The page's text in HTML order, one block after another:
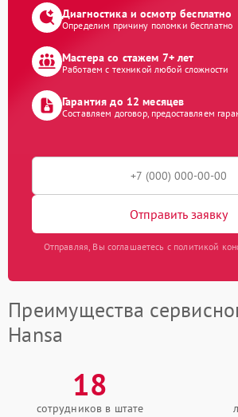
Диагностика и осмотр бесплатно
Определим причину поломки бесплатно
Мастера со стажем 7+ лет
Работаем с техникой любой сложности
Гарантия до 12 месяцев
Составляем договор, предоставляем
Отправить заявку
Отправляя, Вы соглашаетесь с политикой
Преимущества
Hansa
18
сотрудников в штате